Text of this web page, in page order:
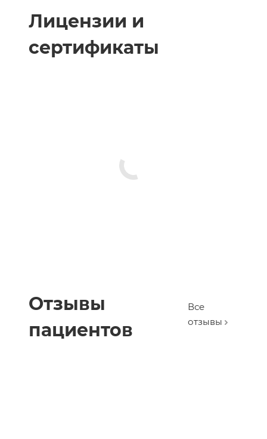
Лицензии и
сертификаты
Отзывы
пациентов
Все
отзывы